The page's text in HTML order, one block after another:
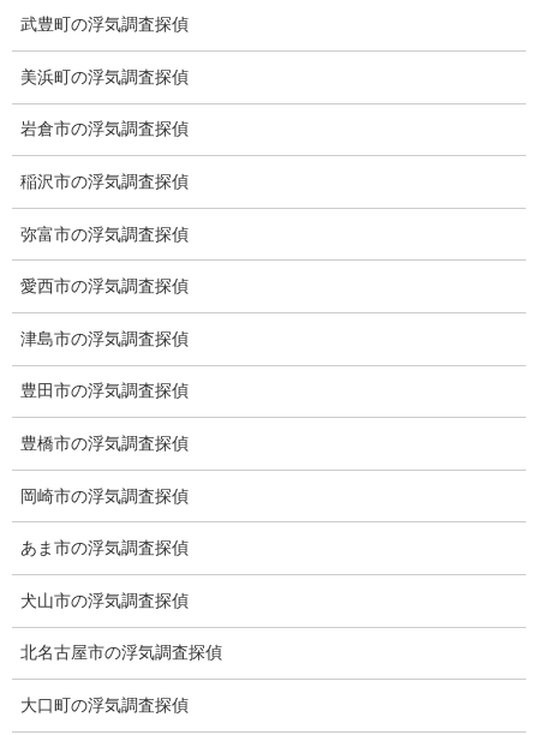
調査等になります。
いしたいと存じます。
契約書は必要です。法律に重要事項説明書の書面の交付
と、それを口頭で説明する義務があります。
次に契約書の締結交付義務があるため、ご依頼だけは弊社とお会
いしていただきたいと存じます。
お会いできない場合は契約書を郵送でも可能ですが、重要事項の
説明書の口頭での説明義務が必要なため、お電話でご説明させて
いただきたいと存じます。
裁判所、弁護士の手紙が相手方に届かない場合の調査は可
能ですか？
可能です。
住んでおられても相手方に手紙が届かない場合があります。
良い探偵社の見分け方は？
武豊町の浮気調査探偵
美浜町の浮気調査探偵
岩倉市の浮気調査探偵
稲沢市の浮気調査探偵
弥富市の浮気調査探偵
愛西市の浮気調査探偵
津島市の浮気調査探偵
豊田市の浮気調査探偵
豊橋市の浮気調査探偵
岡崎市の浮気調査探偵
あま市の浮気調査探偵
犬山市の浮気調査探偵
北名古屋市の浮気調査探偵
大口町の浮気調査探偵